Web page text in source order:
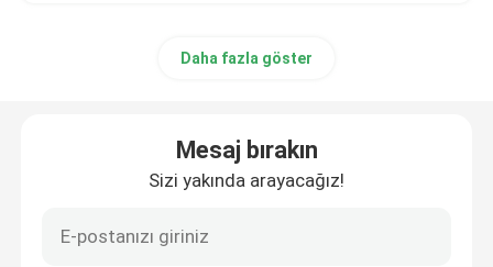
Daha fazla göster
Mesaj bırakın
Sizi yakında arayacağız!